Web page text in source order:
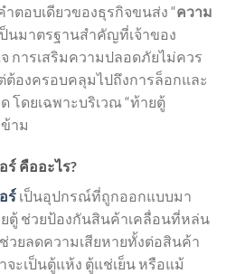
ตอบเดียวของธุรกิจขนส่ง “ความ
ป็นมาตรฐานสำคัญที่เจ้าของ
การเสริมความปลอดภัยไม่ควร
องครอบคลุมไปถึงการล็อกและ
โดยเฉพาะบริเวณ “ท้ายตู้
าม
ร์ คืออะไร?
ร์ เป็นอุปกรณ์ที่ถูกออกแบบมา
ตู้ ช่วยป้องกันสินค้าเคลื่อนที่หล่น
วยลดความเสียหายทั้งต่อสินค้า
ะเป็นตู้แห้ง ตู้แช่เย็น หรือแม้